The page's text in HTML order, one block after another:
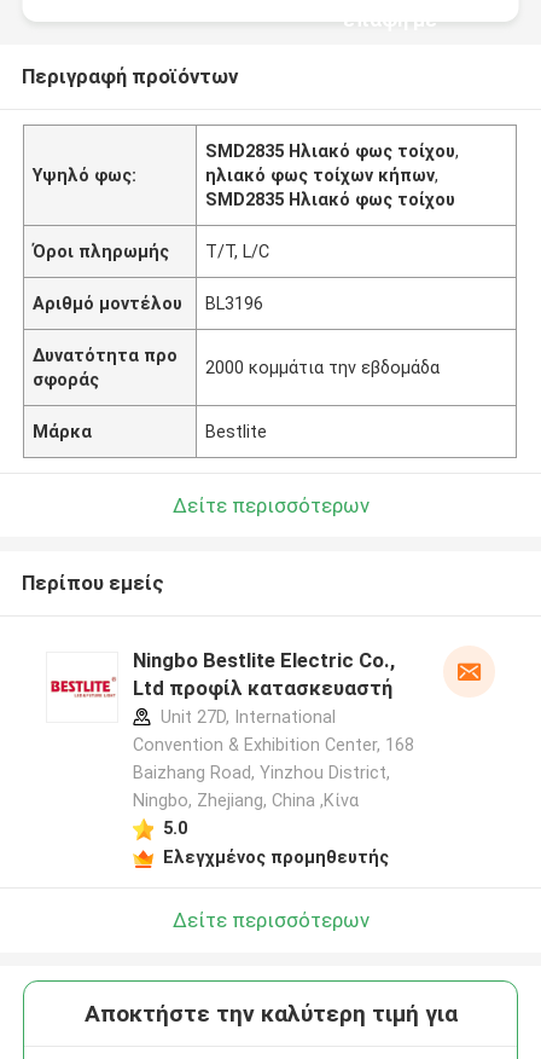
επαφή με
Περιγραφή προϊόντων
Υψηλό φως:
SMD2835 Ηλιακό φως τοίχου,
ηλιακό φως τοίχων κήπων,
SMD2835 Ηλιακό φως τοίχου
Όροι πληρωμής T/T, L/C
Αριθμό μοντέλου BL3196
Δυνατότητα προ
σφοράς
2000 κομμάτια την εβδομάδα
Μάρκα Bestlite
Δείτε περισσότερων
Περίπου εμείς
Ningbo Bestlite Electric Co.,
Ltd προφίλ κατασκευαστή
Unit 27D, International
Convention & Exhibition Center, 168
Baizhang Road, Yinzhou District,
Ningbo, Zhejiang, China ,Κίνα
5.0
Ελεγχμένος προμηθευτής
Δείτε περισσότερων
Αποκτήστε την καλύτερη τιμή για